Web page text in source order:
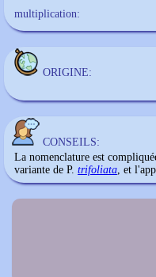
multiplication:
ORIGINE:
CONSEILS:
La nomenclature est
variante de P. trifoliata, et